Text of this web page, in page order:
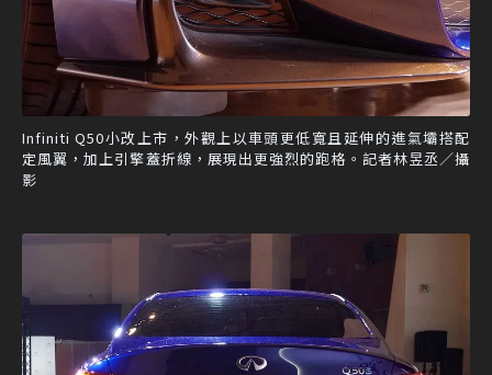
Infiniti Q50小改上市，外觀上以車頭更低寬且延伸的進氣壩搭配
定風翼，加上引擎蓋折線，展現出更強烈的跑格。記者林昱丞／攝
影